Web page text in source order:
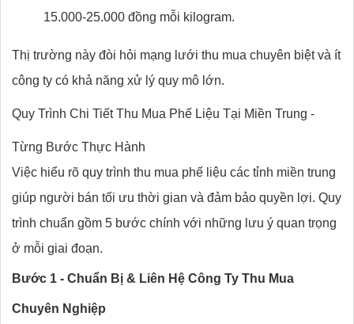
15.000-25.000 đồng mỗi kilogram.
Thị trường này đòi hỏi mạng lưới thu mua chuyên biệt và ít
công ty có khả năng xử lý quy mô lớn.
Quy Trình Chi Tiết Thu Mua Phế Liệu Tại Miền Trung -
Từng Bước Thực Hành
Việc hiểu rõ quy trình thu mua phế liệu các tỉnh miền trung
giúp người bán tối ưu thời gian và đảm bảo quyền lợi. Quy
trình chuẩn gồm 5 bước chính với những lưu ý quan trọng
ở mỗi giai đoạn.
Bước 1 - Chuẩn Bị & Liên Hệ Công Ty Thu Mua
Chuyên Nghiệp